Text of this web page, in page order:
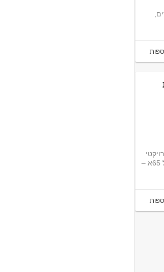
תשתית, מזמינה אותך להצטרף למגה פרויקט לאומי – תת"ל 65א –